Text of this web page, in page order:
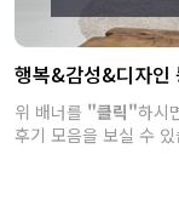
행복&감성&디자인
위 배너를 "클릭"하시
후기 모음을 보실 수